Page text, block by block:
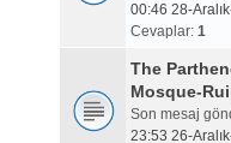
00:46 28-
Cevaplar: 1
The
Mosque-
Son mesaj
23:53 26-